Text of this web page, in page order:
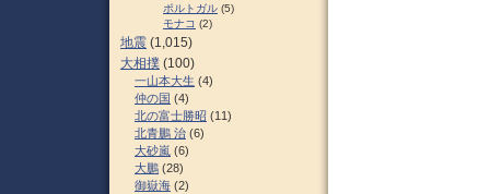
ポルトガル (5)
モナコ (2)
地震 (1,015)
大相撲 (100)
一山本大生 (4)
仲の国 (4)
北の富士勝昭 (11)
北青鵬 治 (6)
大砂嵐 (6)
大鵬 (28)
御嶽海 (2)